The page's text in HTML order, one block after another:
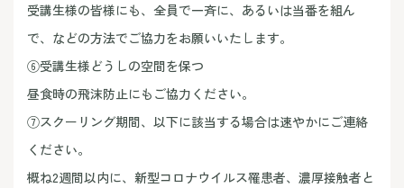
受講生様の皆様にも、全員で一斉に、あるいは当番を組ん
で、などの方法でご協力をお願いいたします。
⑥受講生様どうしの空間を保つ
昼食時の飛沫防止にもご協力ください。
⑦スクーリング期間、以下に該当する場合は速やかにご連絡
ください。
概ね2週間以内に、新型コロナウイルス罹患者、濃厚接触者と